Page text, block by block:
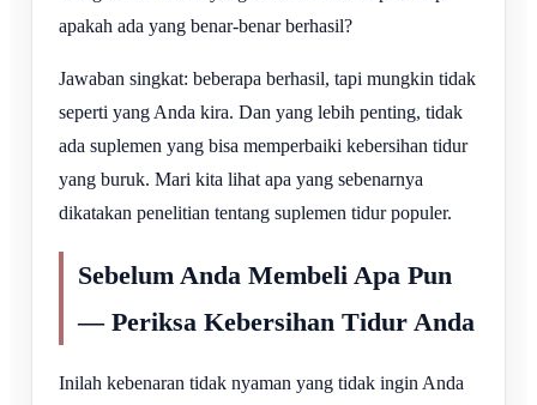
apakah ada yang benar-benar berhasil?
Jawaban singkat: beberapa berhasil, tapi mungkin tidak
seperti yang Anda kira. Dan yang lebih penting, tidak
ada suplemen yang bisa memperbaiki kebersihan tidur
yang buruk. Mari kita lihat apa yang sebenarnya
dikatakan penelitian tentang suplemen tidur populer.
Sebelum Anda Membeli Apa Pun
— Periksa Kebersihan Tidur Anda
Inilah kebenaran tidak nyaman yang tidak ingin Anda